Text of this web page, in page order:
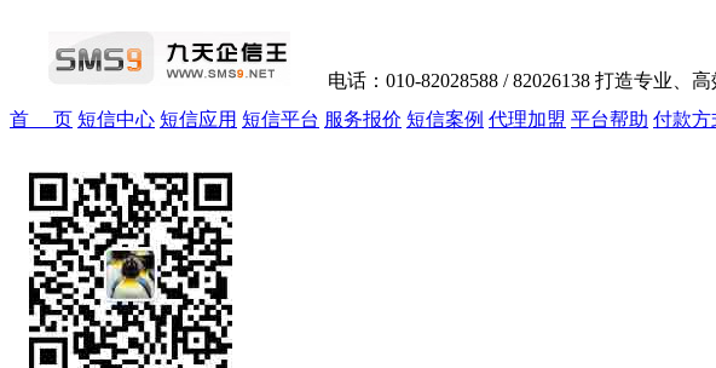
电话：010-82028588 / 82026138 打造专业、高
首 页 短信中心 短信应用 短信平台 服务报价 短信案例 代理加盟 平台帮助 付款方